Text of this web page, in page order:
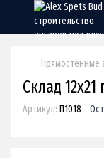
Прямостенные
Склад
Артикул: П1018